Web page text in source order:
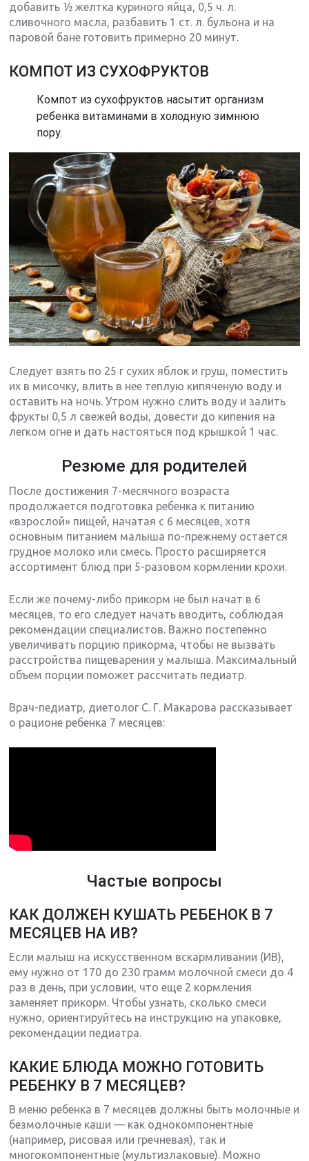
добавить ½ желтка куриного яйца, 0,5 ч. л.
сливочного масла, разбавить 1 ст. л. бульона и на
паровой бане готовить примерно 20 минут.
КОМПОТ ИЗ СУХОФРУКТОВ
Компот из сухофруктов насытит организм
ребенка витаминами в холодную зимнюю
пору.
Следует взять по 25 г сухих яблок и груш, поместить
их в мисочку, влить в нее теплую кипяченую воду и
оставить на ночь. Утром нужно слить воду и залить
фрукты 0,5 л свежей воды, довести до кипения на
легком огне и дать настояться под крышкой 1 час.
Резюме для родителей
После достижения 7-месячного возраста
продолжается подготовка ребенка к питанию
«взрослой» пищей, начатая с 6 месяцев, хотя
основным питанием малыша по-прежнему остается
грудное молоко или смесь. Просто расширяется
ассортимент блюд при 5-разовом кормлении крохи.
Если же почему-либо прикорм не был начат в 6
месяцев, то его следует начать вводить, соблюдая
рекомендации специалистов. Важно постепенно
увеличивать порцию прикорма, чтобы не вызвать
расстройства пищеварения у малыша. Максимальный
объем порции поможет рассчитать педиатр.
Врач-педиатр, диетолог С. Г. Макарова рассказывает
о рационе ребенка 7 месяцев:
Частые вопросы
КАК ДОЛЖЕН КУШАТЬ РЕБЕНОК В 7
МЕСЯЦЕВ НА ИВ?
Если малыш на искусственном вскармливании (ИВ),
ему нужно от 170 до 230 грамм молочной смеси до 4
раз в день, при условии, что еще 2 кормления
заменяет прикорм. Чтобы узнать, сколько смеси
нужно, ориентируйтесь на инструкцию на упаковке,
рекомендации педиатра.
КАКИЕ БЛЮДА МОЖНО ГОТОВИТЬ
РЕБЕНКУ В 7 МЕСЯЦЕВ?
В меню ребенка в 7 месяцев должны быть молочные и
безмолочные каши — как однокомпонентные
(например, рисовая или гречневая), так и
многокомпонентные (мультизлаковые). Можно